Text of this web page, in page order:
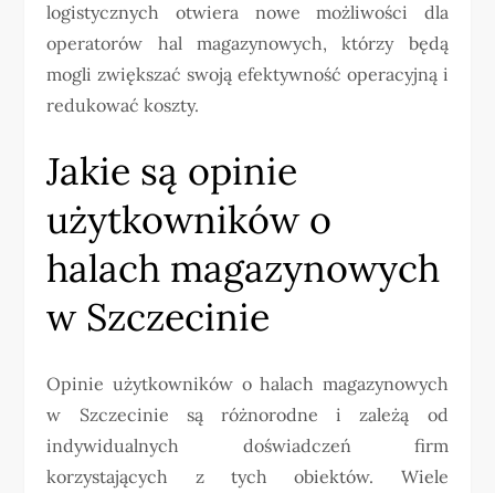
logistycznych otwiera nowe możliwości dla
operatorów hal magazynowych, którzy będą
mogli zwiększać swoją efektywność operacyjną i
redukować koszty.
Jakie są opinie
użytkowników o
halach magazynowych
w Szczecinie
Opinie użytkowników o halach magazynowych
w Szczecinie są różnorodne i zależą od
indywidualnych doświadczeń firm
korzystających z tych obiektów. Wiele